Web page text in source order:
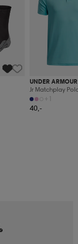
UNDER ARMOUR
Jr Matchplay
+1
40,-